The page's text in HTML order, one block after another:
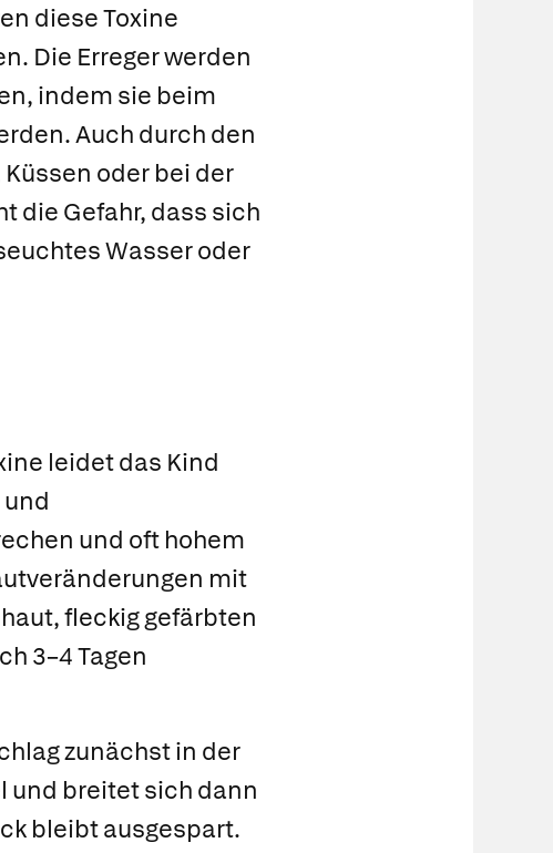
diese Toxine
Die Erreger werden
indem sie beim
Auch durch den
oder bei der
die Gefahr, dass sich
Wasser oder
leidet das Kind
und oft hohem
mit
fleckig gefärbten
3–4 Tagen
zunächst in der
und breitet sich dann
bleibt ausgespart.